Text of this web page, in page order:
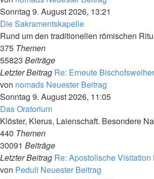
Sonntag 9. August 2026, 13:21
Die Sakramentskapelle
Rund um den traditionellen römischen
375 Themen
55823 Beiträge
Letzter Beitrag Re: Erneute
von nomads Neuester Beitrag
Sonntag 9. August 2026, 11:05
Das Oratorium
Klöster, Klerus, Laienschaft. Besondere
440 Themen
30091 Beiträge
Letzter Beitrag Re: Apostolische
von Peduli Neuester Beitrag